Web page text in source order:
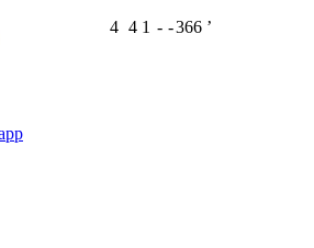
4 4 1 - -366 ʼ